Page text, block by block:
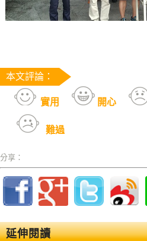
本文評論：
實用 開心
難過
分享：
延伸閱讀